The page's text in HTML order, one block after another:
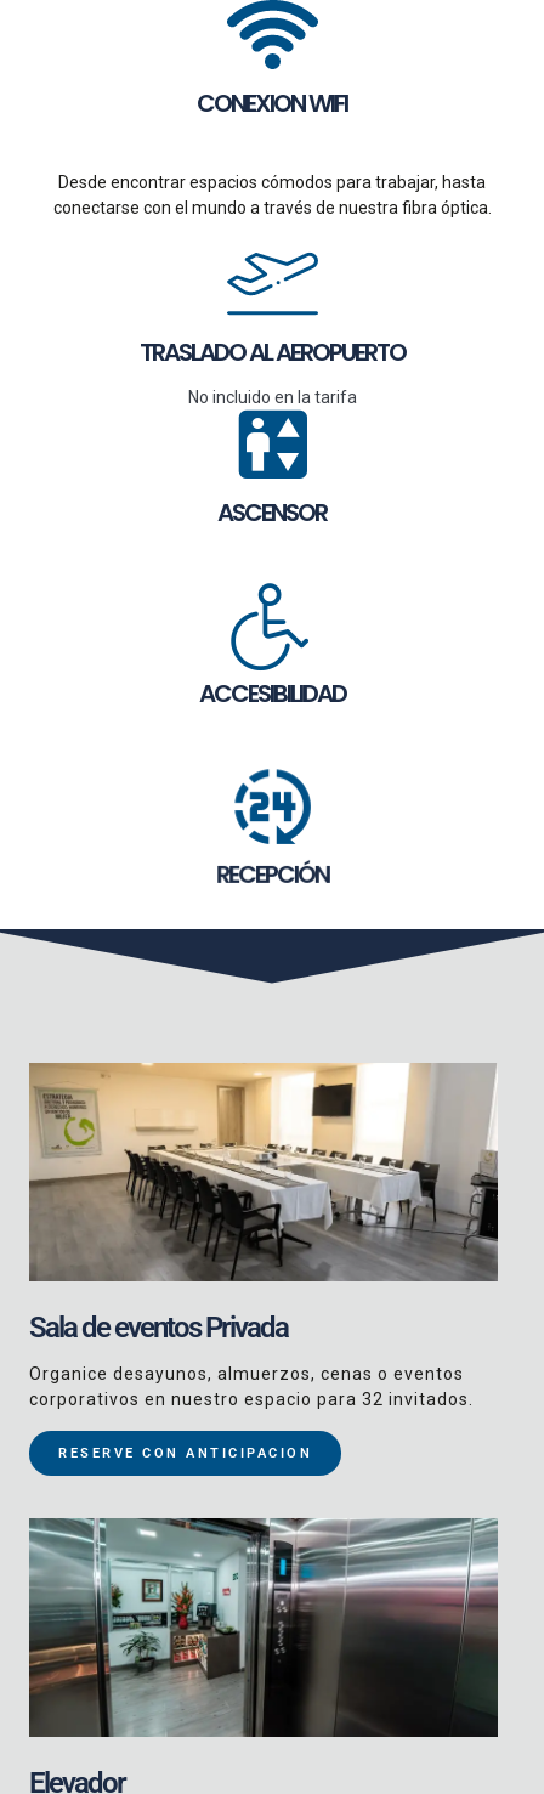
CONEXION WIFI
Desde encontrar espacios cómodos para trabajar, hasta
conectarse con el mundo a través de nuestra fibra óptica.
TRASLADO AL AEROPUERTO
No incluido en la tarifa
ASCENSOR
ACCESIBILIDAD
RECEPCIÓN
Sala de eventos Privada
Organice desayunos, almuerzos, cenas o eventos
corporativos en nuestro espacio para 32 invitados.
RESERVE CON ANTICIPACION
Elevador